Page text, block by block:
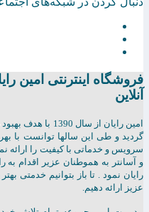
فروشگاه اینترنتی امين
آنلاین
امين رايان از سال
گردید و طی این سالها توانست با
سرویس و خدماتی با کیفیت را ارائه
و آسانتر به هموطنان عزیر اقدام
رایان نمود . تا باز بتوانیم خدمتی
عزیز ارائه دهیم.